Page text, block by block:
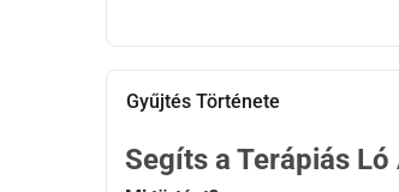
Gyűjtés Története
Segíts a Terápiás